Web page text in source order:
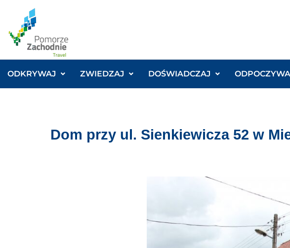
ODKRYWAJ ZWIEDZAJ DOŚWIADCZAJ
Dom przy ul. Sienkiewicza 52 w